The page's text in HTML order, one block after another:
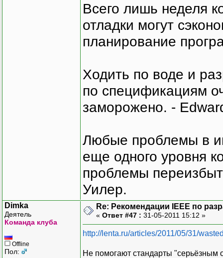
Всего лишь неделя
отладки могут
планирование
Ходить по воде и
по спецификациям
заморожено. -
Любые проблемы в
еще одного уровня
проблемы
Уилер.
Dimka
Деятель
Команда клуба
Offline
Пол:
Re: Рекомендации IEEE по
« Ответ #47 : 31-05-2011 15:12 »
http://lenta.ru/articles/2011/05/31/
Не помогают стандарты "серьёзным